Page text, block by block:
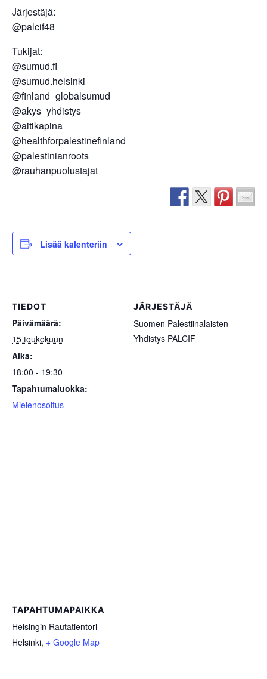
Järjestäjä:
@palcif48
Tukijat:
@sumud.fi
@sumud.helsinki
@finland_globalsumud
@akys_yhdistys
@aitikapina
@healthforpalestinefinland
@palestinianroots
@rauhanpuolustajat
Lisää kalenteriin
TIEDOT
Päivämäärä:
15 toukokuun
Aika:
18:00 - 19:30
Tapahtumaluokka:
Mielenosoitus
JÄRJESTÄJÄ
Suomen Palestiinalaisten
Yhdistys PALCIF
TAPAHTUMAPAIKKA
Helsingin Rautatientori
Helsinki, + Google Map